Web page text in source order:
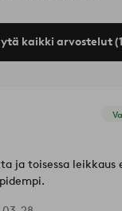
kaikki arvostelut
ja toisessa leikkaus